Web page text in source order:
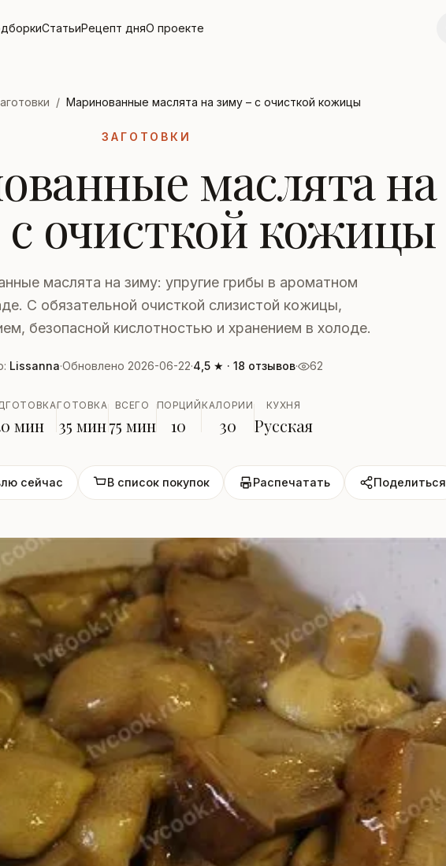
СтатьиРецепт дняО проекте
/ Маринованные маслята на зиму – с очисткой кожицы
ЗАГОТОВКИ
маслята на
с очисткой кожицы
маслята на зиму: упругие грибы в ароматном
С обязательной очисткой слизистой кожицы,
безопасной кислотностью и хранением в холоде.
Lissanna·Обновлено 2026-06-22·4,5 ★ · 18 отзывов· 62
мин
ГОТОВКА
35 мин
ВСЕГО
75 мин
ПОРЦИЙ
10
КАЛОРИИ
30
КУХНЯ
Русская
сейчас В список покупок Распечатать Поделиться